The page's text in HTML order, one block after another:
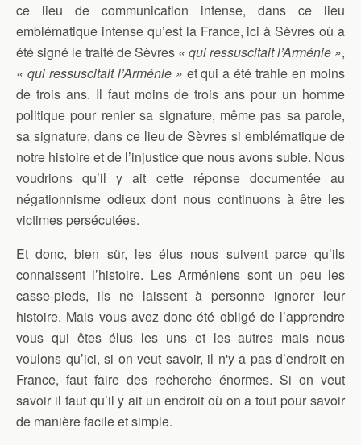
ce lieu de communication intense, dans ce lieu
emblématique intense qu’est la France, ici à Sèvres où a
été signé le traité de Sèvres « qui ressuscitait l’Arménie »,
« qui ressuscitait l’Arménie » et qui a été trahie en moins
de trois ans. Il faut moins de trois ans pour un homme
politique pour renier sa signature, même pas sa parole,
sa signature, dans ce lieu de Sèvres si emblématique de
notre histoire et de l’injustice que nous avons subie. Nous
voudrions qu’il y ait cette réponse documentée au
négationnisme odieux dont nous continuons à être les
victimes persécutées.
Et donc, bien sür, les élus nous suivent parce qu’ils
connaissent l’histoire. Les Arméniens sont un peu les
casse-pieds, ils ne laissent à personne ignorer leur
histoire. Mais vous avez donc été obligé de l’apprendre
vous qui êtes élus les uns et les autres mais nous
voulons qu’ici, si on veut savoir, il n'y a pas d’endroit en
France, faut faire des recherche énormes. Si on veut
savoir il faut qu’il y ait un endroit où on a tout pour savoir
de manière facile et simple.